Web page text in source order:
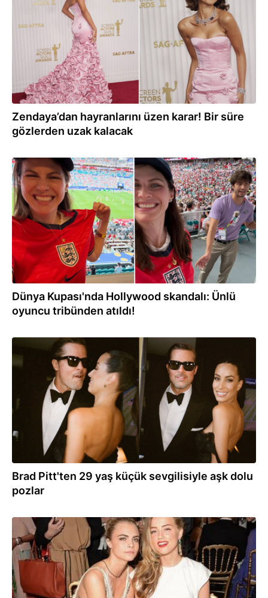
Zendaya’dan hayranlarını üzen karar! Bir süre
gözlerden uzak kalacak
13.07.2026
Dünya Kupası'nda Hollywood skandalı: Ünlü
oyuncu tribünden atıldı!
07.07.2026
Brad Pitt'ten 29 yaş küçük sevgilisiyle aşk dolu
pozlar
30.06.2026